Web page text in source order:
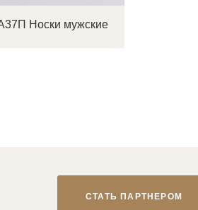
Носки мужские
СТАТЬ ПАРТНЕРОМ